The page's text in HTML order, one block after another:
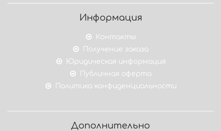
Информация
Контакты
Получение заказа
Юридическая информация
Публичная оферта
Политика конфиденциальности
Дополнительно